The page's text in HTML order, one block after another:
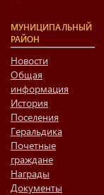
МУНИЦИПАЛЬНЫЙ
РАЙОН
Новости
Общая
информация
История
Поселения
Геральдика
Почетные
граждане
Награды
Документы